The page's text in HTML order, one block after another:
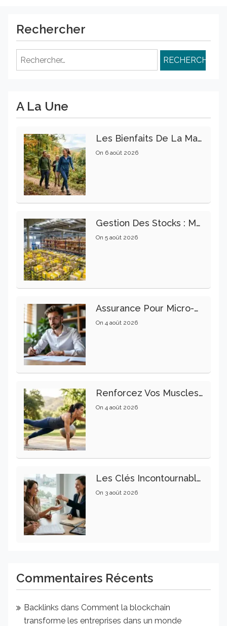
Rechercher
Rechercher :
A La Une
Les Bienfaits De La Marche Sur La Santé Physique Et Mentale
On 6 août 2026
Gestion Des Stocks : Meilleures Pratiques Intralogistiques
On 5 août 2026
Assurance Pour Micro-Entrepreneur : Les Garanties Essentielles À Connaître
On 4 août 2026
Renforcez Vos Muscles Profonds Pour Apaiser Votre Mal De Dos
On 4 août 2026
Les Clés Incontournables Pour Réussir Vos Transactions Immobilières
On 3 août 2026
Commentaires Récents
Backlinks dans Comment la blockchain
transforme les entreprises dans un monde